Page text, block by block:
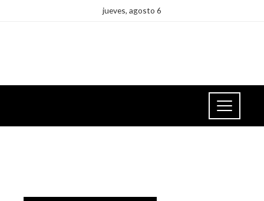
jueves, agosto 6